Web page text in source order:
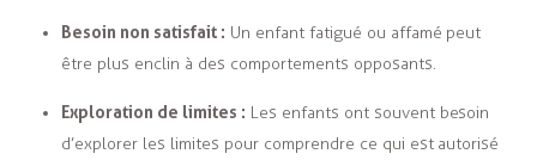
Besoin non satisfait : Un enfant fatigué ou affamé peut
être plus enclin à des comportements opposants.
Exploration de limites : Les enfants ont souvent besoin
d’explorer les limites pour comprendre ce qui est autorisé